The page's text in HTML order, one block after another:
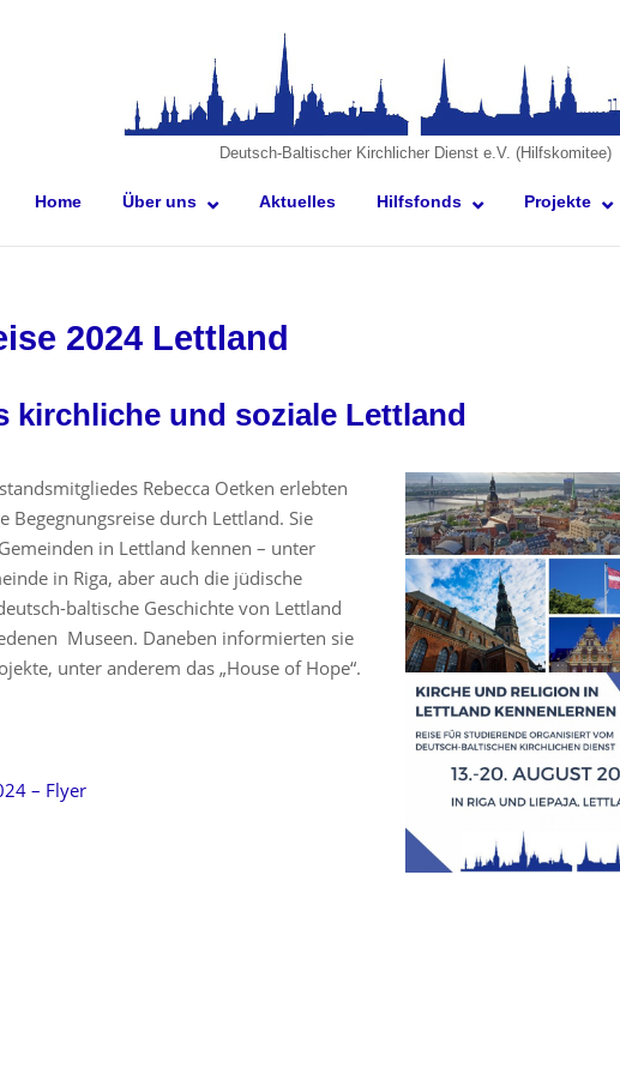
Deutsch-Baltischer Kirchlicher Dienst e.V. (Hilfskomitee)
Home Über uns Aktuelles Hilfsfonds Projekte
2024 Lettland
kirchliche und soziale Lettland
Rebecca Oetken erlebten
Begegnungsreise durch Lettland. Sie
in Lettland kennen – unter
in Riga, aber auch die jüdische
baltische Geschichte von Lettland
Museen. Daneben informierten sie
unter anderem das „House of Hope“.
– Flyer